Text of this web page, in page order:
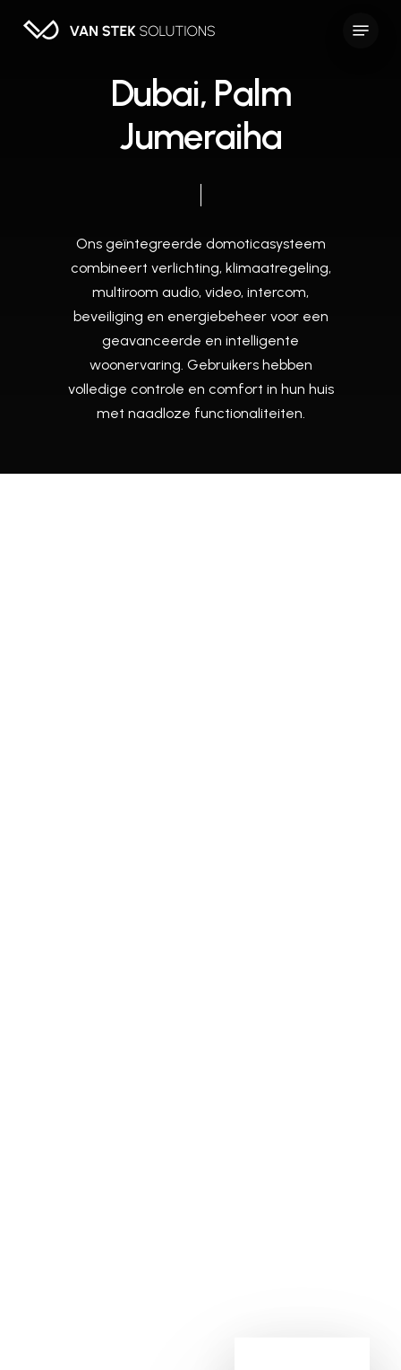
Dubai, Pa m
Jumeraiha
Ons geïntegreerde domoticasysteem
combineert verlichting, klimaatregeling,
multiroom audio, video, intercom,
beveiliging en energiebeheer voor een
geavanceerde en intelligente
woonervaring. Gebruikers hebben
volledige controle en comfort in hun huis
met naadloze functionaliteiten.